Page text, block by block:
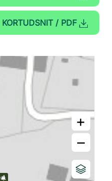
KORTUDSNIT / PDF
+
–